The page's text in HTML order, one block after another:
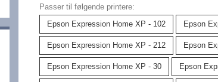
Passer til følgende printere:
Epson Expression Home XP - 102
Epson
Epson Expression Home XP - 212 Epson
Epson Expression Home XP - 30 Epson